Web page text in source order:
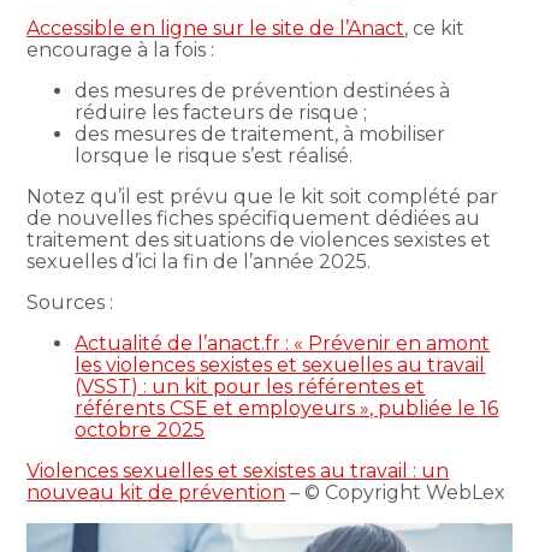
Accessible en ligne sur le site de l’Anact, ce kit
encourage à la fois :
des mesures de prévention destinées à
réduire les facteurs de risque ;
des mesures de traitement, à mobiliser
lorsque le risque s’est réalisé.
Notez qu’il est prévu que le kit soit complété par
de nouvelles fiches spécifiquement dédiées au
traitement des situations de violences sexistes et
sexuelles d’ici la fin de l’année 2025.
Sources :
Actualité de l’anact.fr : « Prévenir en amont
les violences sexistes et sexuelles au travail
(VSST) : un kit pour les référentes et
référents CSE et employeurs », publiée le 16
octobre 2025
Violences sexuelles et sexistes au travail : un
nouveau kit de prévention – © Copyright WebLex